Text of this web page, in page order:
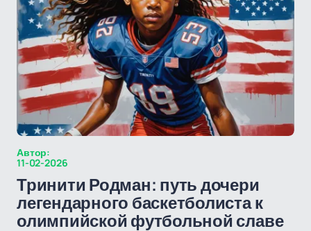
Автор:
11-02-2026
Тринити Родман: путь дочери
легендарного баскетболиста к
олимпийской футбольной славе